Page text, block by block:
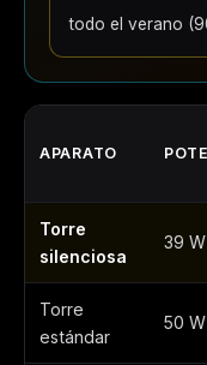
todo el verano
APARATO
Torre
silenciosa
39 W
Torre
estándar
50 W